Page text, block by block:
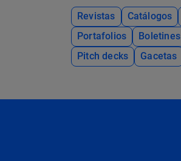
Revistas Catálogos
Portafolios
Boletines
Pitch decks
Gacetas